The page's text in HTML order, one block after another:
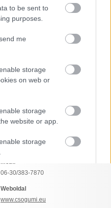
to be sent to
purposes.
me
storage
on web or
storage
website or app.
storage
storage
and other
|Hibát jelentek
Pest megye
Mobil
06-30/383-7870
Weboldal
www.csogumi.eu